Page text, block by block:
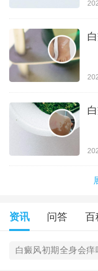
资讯 问答 百
白癜风初期全身会痒